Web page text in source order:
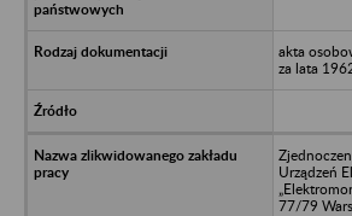
akta
za lata
Urządzeń
77/79